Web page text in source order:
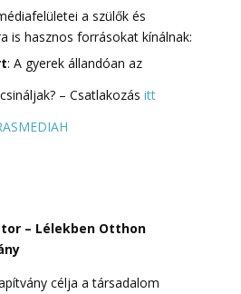
a szülők és
is hasznos forrásokat kínálnak:
: A gyerek állandóan az
– Csatlakozás itt
– Lélekben Otthon
célja a társadalom